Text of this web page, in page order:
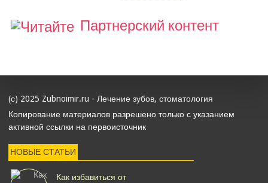
Партнерский контент
(с) 2025 Zubnoimir.ru - Лечение зубов, стоматология
Копирование материалов разрешено только с указанием
активной ссылки на первоисточник
НОВЫЕ СТАТЬИ
Как избавиться от